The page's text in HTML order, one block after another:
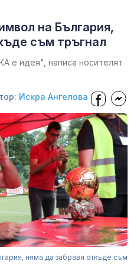
на България,
съм тръгнал
е идея", написа носителят
Искра Ангелова
няма да забравя откъде съм